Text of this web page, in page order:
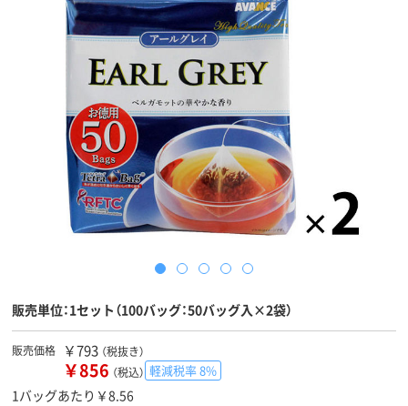
販売単位：1セット（100バッグ：50バッグ入×2袋）
販売価格 ￥793 （税抜き）
￥856 （税込） 軽減税率 8%
1バッグあたり￥8.56